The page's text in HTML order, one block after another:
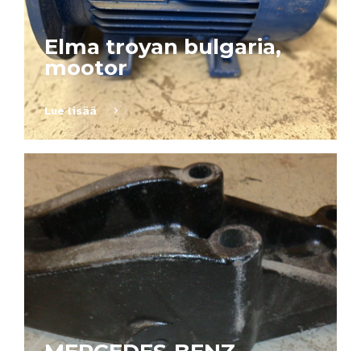
Elma troyan bulgaria,
mootor
Lue lisää